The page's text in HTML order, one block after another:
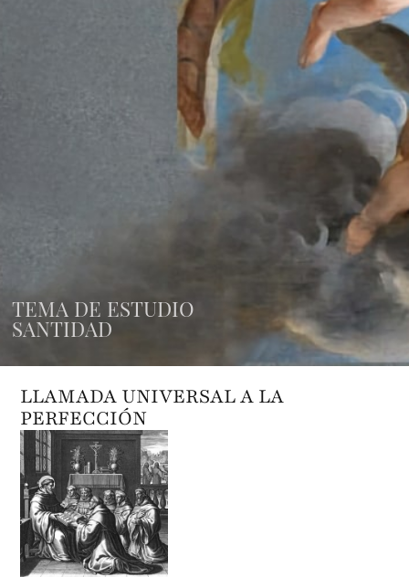
TEMA DE ESTUDIO
SANTIDAD
LLAMADA UNIVERSAL A LA
PERFECCIÓN